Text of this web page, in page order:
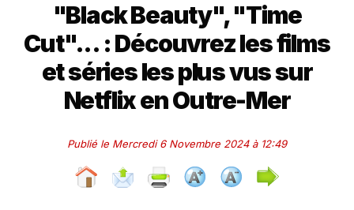
"Black Beauty", "Time
Cut"... : Découvrez les films
et séries les plus vus sur
Netflix en Outre-Mer
Publié le Mercredi 6 Novembre 2024 à 12:49